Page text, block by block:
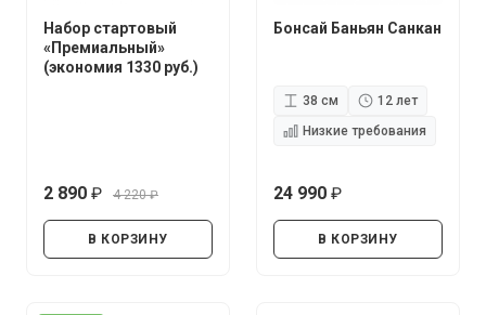
Набор стартовый
«Премиальный»
(экономия 1330 руб.)
2 890
4 220
В КОРЗИНУ
Бонсай Баньян Санкан
38 см
12 лет
Низкие требования
24 990
В КОРЗИНУ